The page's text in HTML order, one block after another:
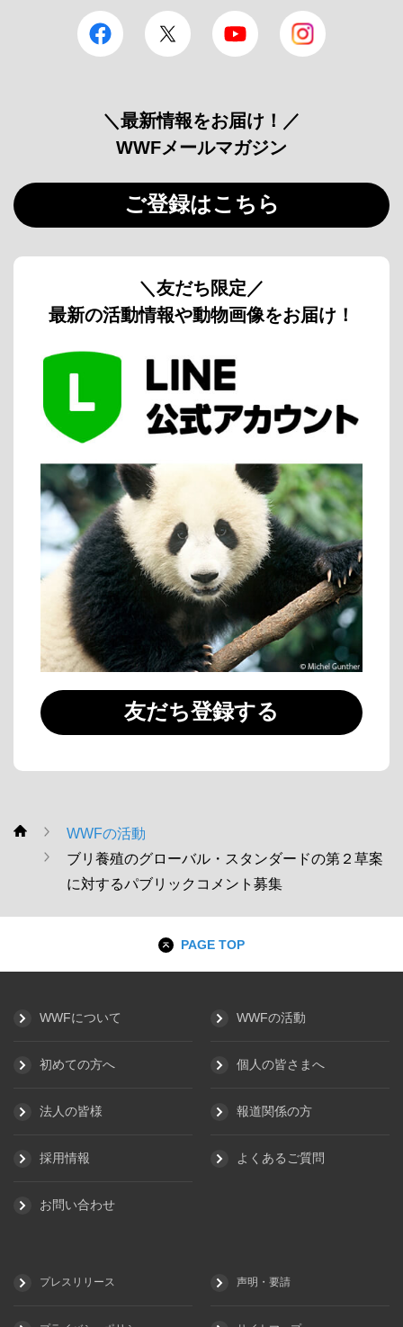
facebook Twitter YouTube
＼最新情報をお届け！／
WWFメールマガジン
ご登録はこちら
＼友だち限定／
最新の活動情報や動物画像をお届け！
友だち登録する
WWF
WWFの活動
ブリ養殖のグローバル・スタンダードの第２草案
に対するパブリックコメント募集
PAGE TOP
WWFについて WWFの活動
初めての方へ 個人の皆さまへ
法人の皆様 報道関係の方
採用情報 よくあるご質問
お問い合わせ
プレスリリース 声明・要請